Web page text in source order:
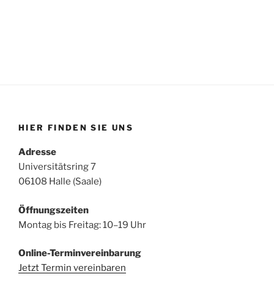
HIER FINDEN SIE UNS
Adresse
Universitätsring 7
06108 Halle (Saale)
Öffnungszeiten
Montag bis Freitag: 10–19 Uhr
Online-Terminvereinbarung
Jetzt Termin vereinbaren